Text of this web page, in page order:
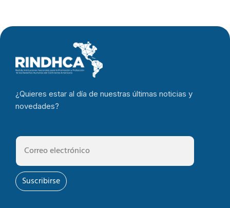
¿Quieres estar al día de nuestras últimas noticias y
novedades?
Suscribirse